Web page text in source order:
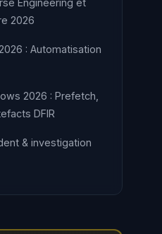
Engineering et
2026
: Automatisation
2026 : Prefetch,
DFIR
& investigation